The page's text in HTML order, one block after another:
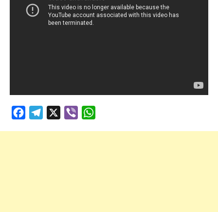
FacebookTelegram Viber